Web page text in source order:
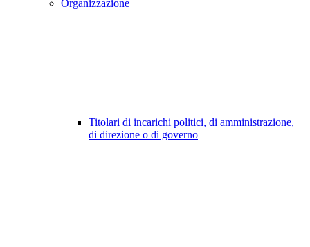
Organizzazione
Titolari di incarichi politici, di amministrazione,
di direzione o di governo